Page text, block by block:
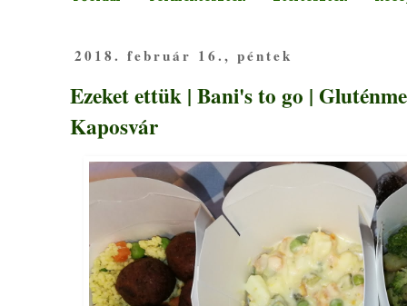
2018. február 16., péntek
Ezeket ettük | Bani's to go |
Kaposvár